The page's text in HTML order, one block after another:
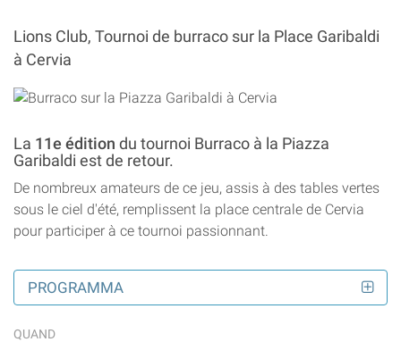
Lions Club, Tournoi de burraco sur la Place Garibaldi
à Cervia
La 11e édition du tournoi Burraco à la Piazza
Garibaldi est de retour.
De nombreux amateurs de ce jeu, assis à des tables vertes
sous le ciel d'été, remplissent la place centrale de Cervia
pour participer à ce tournoi passionnant.
PROGRAMMA
QUAND